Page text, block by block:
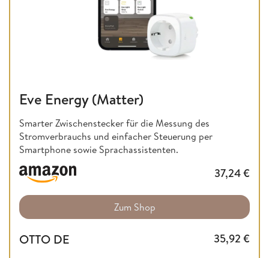
Eve Energy (Matter)
Smarter Zwischenstecker für die Messung des
Stromverbrauchs und einfacher Steuerung per
Smartphone sowie Sprachassistenten.
37,24€
Zum Shop
OTTO DE 35,92 €